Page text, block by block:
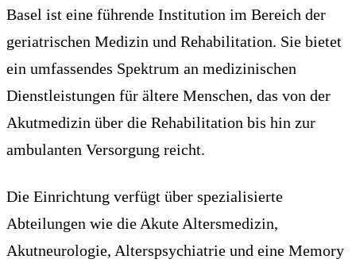
Basel ist eine führende Institution im Bereich der
geriatrischen Medizin und Rehabilitation. Sie bietet
ein umfassendes Spektrum an medizinischen
Dienstleistungen für ältere Menschen, das von der
Akutmedizin über die Rehabilitation bis hin zur
ambulanten Versorgung reicht.
Die Einrichtung verfügt über spezialisierte
Abteilungen wie die Akute Altersmedizin,
Akutneurologie, Alterspsychiatrie und eine Memory